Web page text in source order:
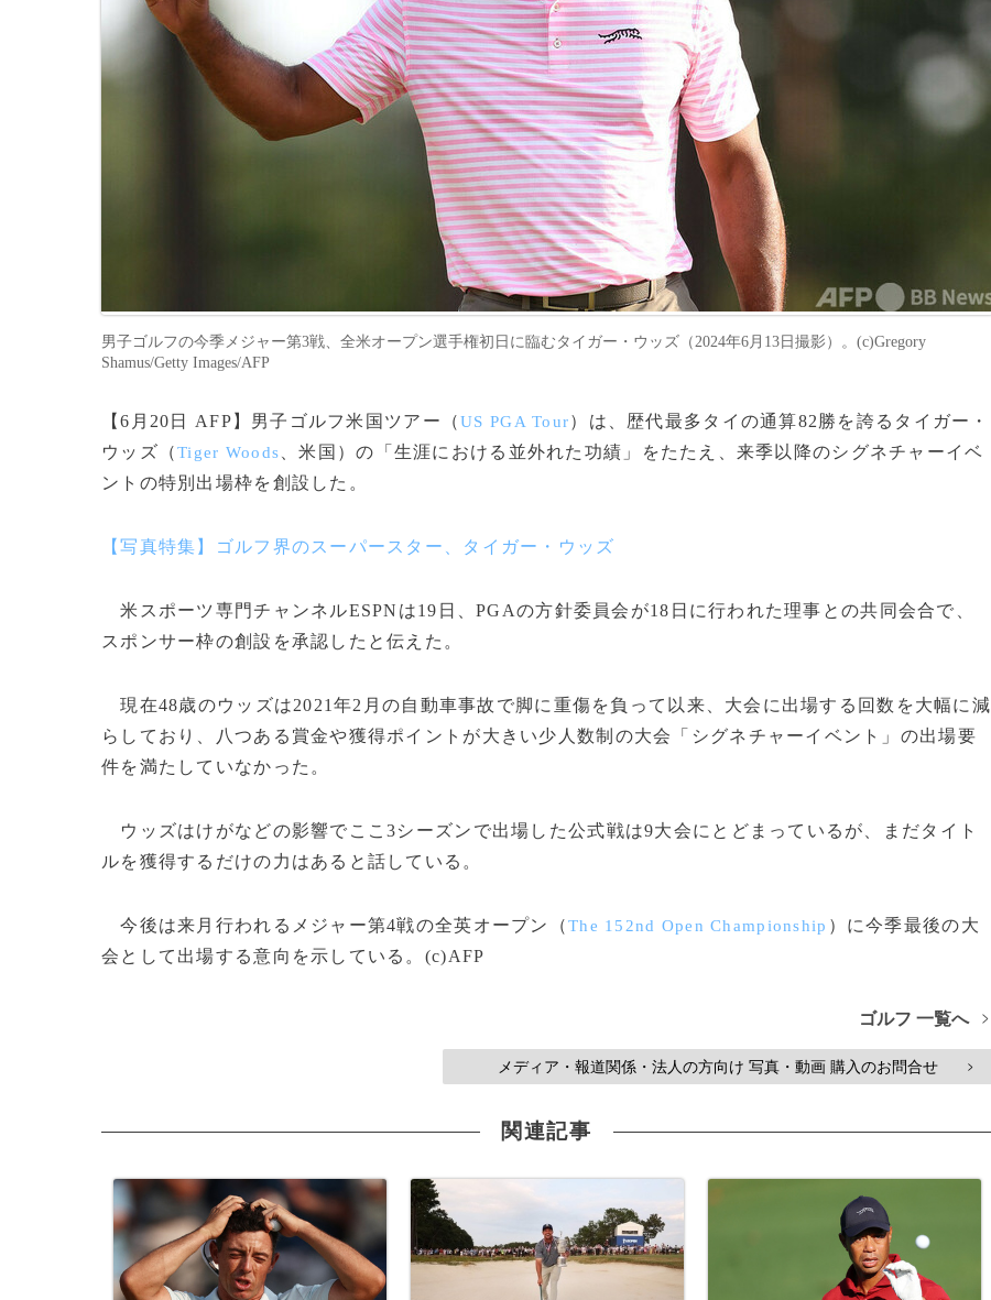
男子ゴルフの今季メジャー第3戦、全米オープン選手権初日に臨むタイガー・ウッズ（2024年6月13日撮影）。(c)Gregory
Shamus/Getty Images/AFP
【6月20日 AFP】男子ゴルフ米国ツアー（US PGA Tour）は、歴代最多タイの通算82勝を誇るタイガー・
ウッズ（Tiger Woods
、米国）の「生涯における並外れた功績」をたたえ、来季以降のシグネチャーイベ
ントの特別出場枠を創設した。
【写真特集】ゴルフ界のスーパースター、タイガー・ウッズ
米スポーツ専門チャンネルESPNは19日、PGAの方針委員会が18日に行われた理事との共同会合で、
スポンサー枠の創設を承認したと伝えた。
現在48歳のウッズは2021年2月の自動車事故で脚に重傷を負って以来、大会に出場する回数を大幅に減
らしており、八つある賞金や獲得ポイントが大きい少人数制の大会「シグネチャーイベント」の出場要
件を満たしていなかった。
ウッズはけがなどの影響でここ3シーズンで出場した公式戦は9大会にとどまっているが、まだタイト
ルを獲得するだけの力はあると話している。
今後は来月行われるメジャー第4戦の全英オープン（The 152nd Open Championship ）に今季最後の大
会として出場する意向を示している。(c)AFP
ゴルフ 一覧へ >
メディア・報道関係・法人の方向け 写真・動画 購入のお問合せ >
関連記事